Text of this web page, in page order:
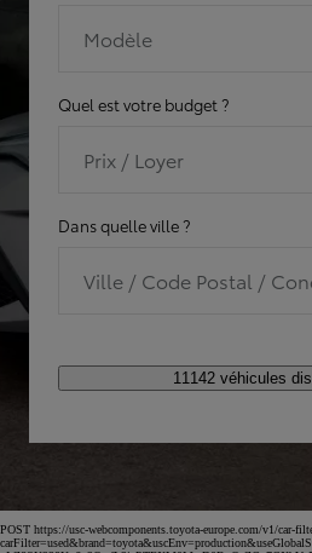
Modèle
Quel est votre budget ?
Prix / Loyer
Dans quelle ville ?
Ville / Code Postal /
11142 véhicules
POST https://usc-webcomponents.toyota-europe.com/v1/car-